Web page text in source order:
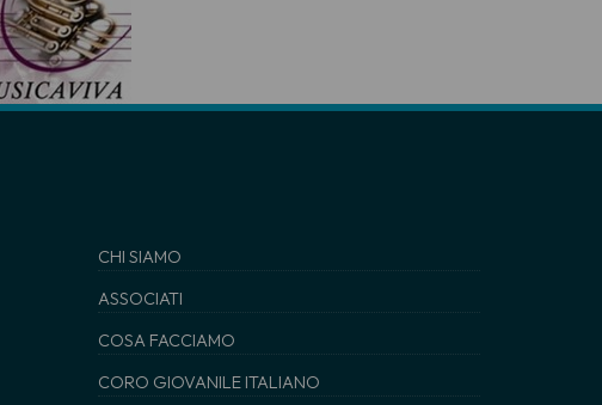
CHI SIAMO
ASSOCIATI
COSA FACCIAMO
CORO GIOVANILE ITALIANO